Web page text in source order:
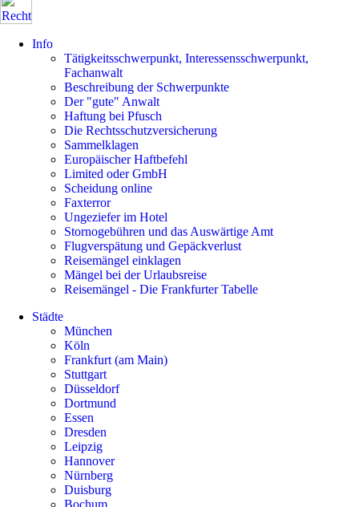
Info
Tätigkeitsschwerpunkt, Interessensschwerpunkt,
Fachanwalt
Beschreibung der Schwerpunkte
Der "gute" Anwalt
Haftung bei Pfusch
Die Rechtsschutzversicherung
Sammelklagen
Europäischer Haftbefehl
Limited oder GmbH
Scheidung online
Faxterror
Ungeziefer im Hotel
Stornogebühren und das Auswärtige Amt
Flugverspätung und Gepäckverlust
Reisemängel einklagen
Mängel bei der Urlaubsreise
Reisemängel - Die Frankfurter Tabelle
Städte
München
Köln
Frankfurt (am Main)
Stuttgart
Düsseldorf
Dortmund
Essen
Dresden
Leipzig
Hannover
Nürnberg
Duisburg
Bochum